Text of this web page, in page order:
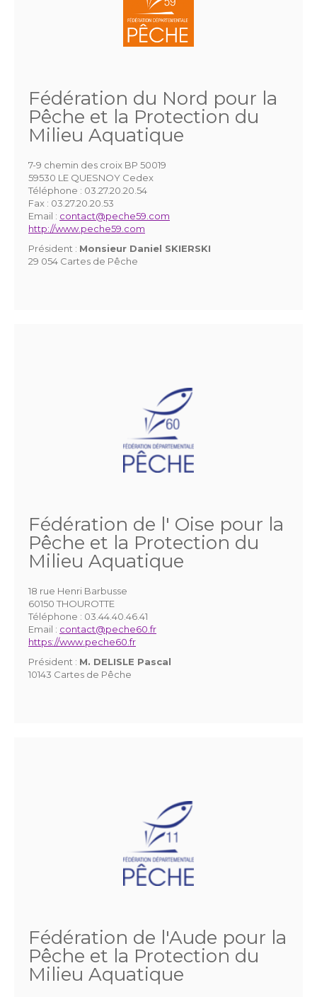
Fédération du Nord pour la
Pêche et la Protection du
Milieu Aquatique
7-9 chemin des croix BP 50019
59530 LE QUESNOY Cedex
Téléphone : 03.27.20.20.54
Fax : 03.27.20.20.53
Email : contact@peche59.com
http://www.peche59.com
Président : Monsieur Daniel SKIERSKI
29 054 Cartes de Pêche
Fédération de l' Oise pour la
Pêche et la Protection du
Milieu Aquatique
18 rue Henri Barbusse
60150 THOUROTTE
Téléphone : 03.44.40.46.41
Email : contact@peche60.fr
https://www.peche60.fr
Président : M. DELISLE Pascal
10143 Cartes de Pêche
Fédération de l'Aude pour la
Pêche et la Protection du
Milieu Aquatique